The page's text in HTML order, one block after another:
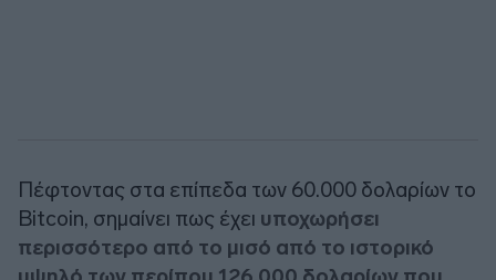
Πέφτοντας στα επίπεδα των 60.000 δολαρίων το
Bitcoin, σημαίνει πως έχει υποχωρήσει
περισσότερο από το μισό από το ιστορικό